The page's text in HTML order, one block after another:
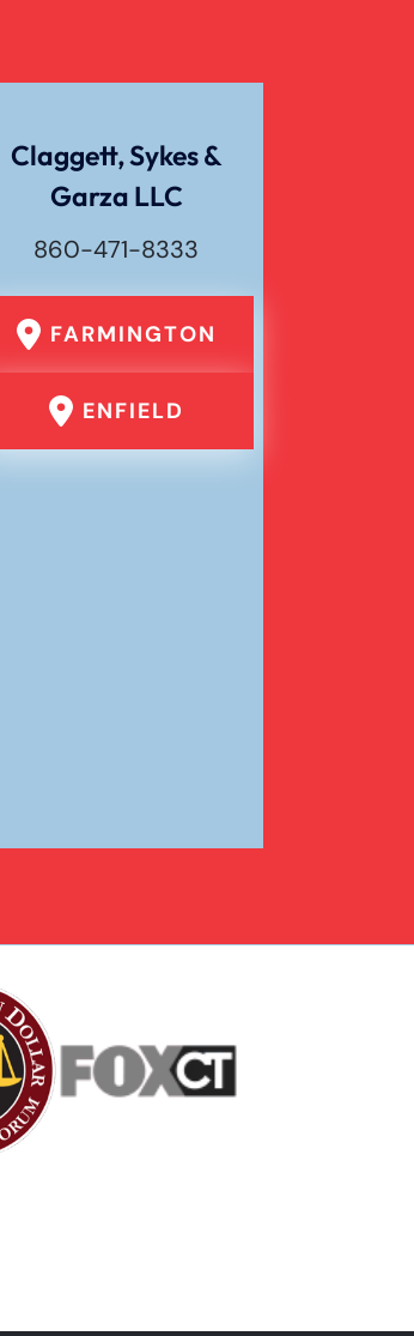
Claggett, Sykes &
Garza LLC
860-471-8333
FARMINGTON
ENFIELD